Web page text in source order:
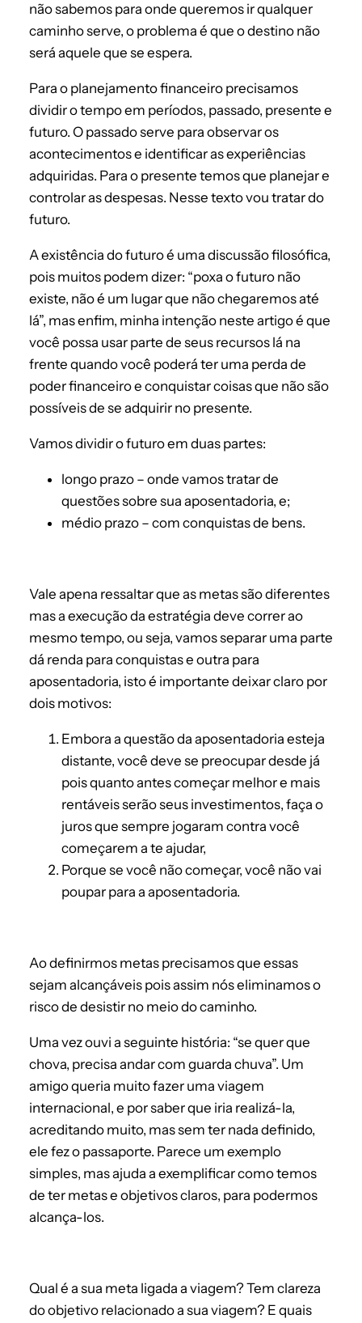
não sabemos para onde queremos ir qualquer
caminho serve, o problema é que o destino não
será aquele que se espera.
Para o planejamento financeiro precisamos
dividir o tempo em períodos, passado, presente e
futuro. O passado serve para observar os
acontecimentos e identificar as experiências
adquiridas. Para o presente temos que planejar e
controlar as despesas. Nesse texto vou tratar do
futuro.
A existência do futuro é uma discussão filosófica,
pois muitos podem dizer: “poxa o futuro não
existe, não é um lugar que não chegaremos até
lá”, mas enfim, minha intenção neste artigo é que
você possa usar parte de seus recursos lá na
frente quando você poderá ter uma perda de
poder financeiro e conquistar coisas que não são
possíveis de se adquirir no presente.
Vamos dividir o futuro em duas partes:
longo prazo – onde vamos tratar de
questões sobre sua aposentadoria, e;
médio prazo – com conquistas de bens.
Vale apena ressaltar que as metas são diferentes
mas a execução da estratégia deve correr ao
mesmo tempo, ou seja, vamos separar uma parte
dá renda para conquistas e outra para
aposentadoria, isto é importante deixar claro por
dois motivos:
Embora a questão da aposentadoria esteja
distante, você deve se preocupar desde já
pois quanto antes começar melhor e mais
rentáveis serão seus investimentos, faça o
juros que sempre jogaram contra você
começarem a te ajudar,
Porque se você não começar, você não vai
poupar para a aposentadoria.
Ao definirmos metas precisamos que essas
sejam alcançáveis pois assim nós eliminamos o
risco de desistir no meio do caminho.
Uma vez ouvi a seguinte história: “se quer que
chova, precisa andar com guarda chuva”. Um
amigo queria muito fazer uma viagem
internacional, e por saber que iria realizá-la,
acreditando muito, mas sem ter nada definido,
ele fez o passaporte. Parece um exemplo
simples, mas ajuda a exemplificar como temos
de ter metas e objetivos claros, para podermos
alcança-los.
Qual é a sua meta ligada a viagem? Tem clareza
do objetivo relacionado a sua viagem? E quais